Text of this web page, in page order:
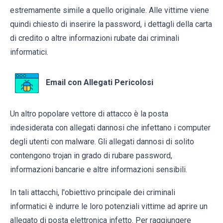
estremamente simile a quello originale. Alle vittime viene
quindi chiesto di inserire la password, i dettagli della carta
di credito o altre informazioni rubate dai criminali
informatici.
Email con Allegati Pericolosi
Un altro popolare vettore di attacco è la posta
indesiderata con allegati dannosi che infettano i computer
degli utenti con malware. Gli allegati dannosi di solito
contengono trojan in grado di rubare password,
informazioni bancarie e altre informazioni sensibili.
In tali attacchi, l'obiettivo principale dei criminali
informatici è indurre le loro potenziali vittime ad aprire un
allegato di posta elettronica infetto. Per raggiungere